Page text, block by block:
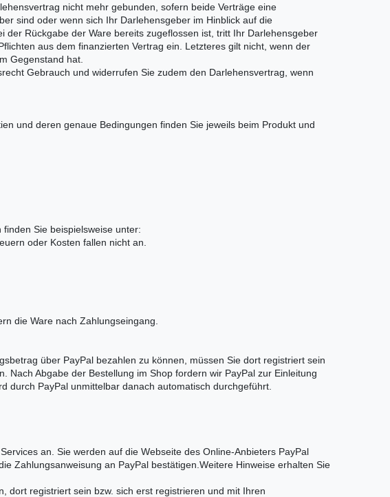
nicht mehr gebunden, sofern beide Verträge eine
sind oder wenn sich Ihr Darlehensgeber im Hinblick auf die
Rückgabe der Ware bereits zugeflossen ist, tritt Ihr Darlehensgeber
aus dem finanzierten Vertrag ein. Letzteres gilt nicht, wenn der
Gegenstand hat.
Gebrauch und widerrufen Sie zudem den Darlehensvertrag, wenn
und deren genaue Bedingungen finden Sie jeweils beim Produkt und
Sie beispielsweise unter:
oder Kosten fallen nicht an.
die Ware nach Zahlungseingang.
über PayPal bezahlen zu können, müssen Sie dort registriert sein
Abgabe der Bestellung im Shop fordern wir PayPal zur Einleitung
durch PayPal unmittelbar danach automatisch durchgeführt.
an. Sie werden auf die Webseite des Online-Anbieters PayPal
Zahlungsanweisung an PayPal bestätigen.Weitere Hinweise erhalten Sie
dort registriert sein bzw. sich erst registrieren und mit Ihren